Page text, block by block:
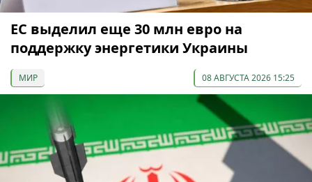
ЕС выделил еще 30 млн евро на
поддержку энергетики Украины
МИР 08 АВГУСТА 2026 15:25